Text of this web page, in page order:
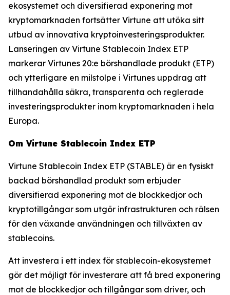
ekosystemet och diversifierad exponering mot
kryptomarknaden fortsätter Virtune att utöka sitt
utbud av innovativa kryptoinvesteringsprodukter.
Lanseringen av Virtune Stablecoin Index ETP
markerar Virtunes 20:e börshandlade produkt (ETP)
och ytterligare en milstolpe i Virtunes uppdrag att
tillhandahålla säkra, transparenta och reglerade
investeringsprodukter inom kryptomarknaden i hela
Europa.
Om Virtune Stablecoin Index ETP
Virtune Stablecoin Index ETP (STABLE) är en fysiskt
backad börshandlad produkt som erbjuder
diversifierad exponering mot de blockkedjor och
kryptotillgångar som utgör infrastrukturen och rälsen
för den växande användningen och tillväxten av
stablecoins.
Att investera i ett index för stablecoin-ekosystemet
gör det möjligt för investerare att få bred exponering
mot de blockkedjor och tillgångar som driver, och